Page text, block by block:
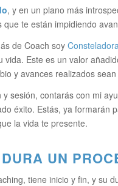
, y en un plano más
que te están impidiendo
de Coach soy
vida. Este es un valor
y avances realizados
y sesión, contarás con mi
éxito. Estás, ya formarán
la vida te presente.
UN
tiene inicio y fin, y su